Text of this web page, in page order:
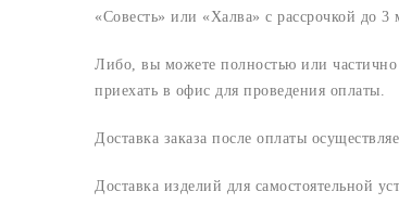
«Совесть» или «Халва» с рассрочкой до 3
Либо, вы можете полностью или
приехать в офис для проведения оплаты.
Доставка заказа после оплаты
Доставка изделий для самостоятельной